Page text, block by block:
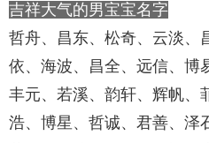
吉祥大气的男宝宝名字
哲舟、昌东、松奇、云淡、
依、海波、昌全、远信、博
丰元、若溪、韵轩、辉帆、
浩、博星、哲诚、君善、泽